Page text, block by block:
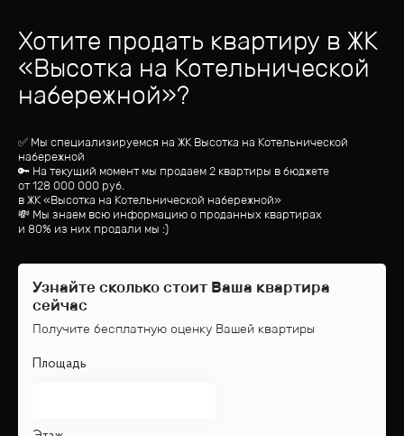
Хотите продать квартиру в ЖК
«Высотка на Котельнической
набережной»?
✅ Мы специализируемся на ЖК Высотка на Котельнической
набережной
🔑 На текущий момент мы продаем 2 квартиры в бюджете
от128 000 000 руб.
в ЖК «Высотка на Котельнической набережной»
💸 Мы знаем всю информацию о проданных квартирах
и 80% из них продали мы :)
Узнайте сколько стоит Ваша квартира
сейчас
Получите бесплатную оценку Вашей квартиры
Площадь